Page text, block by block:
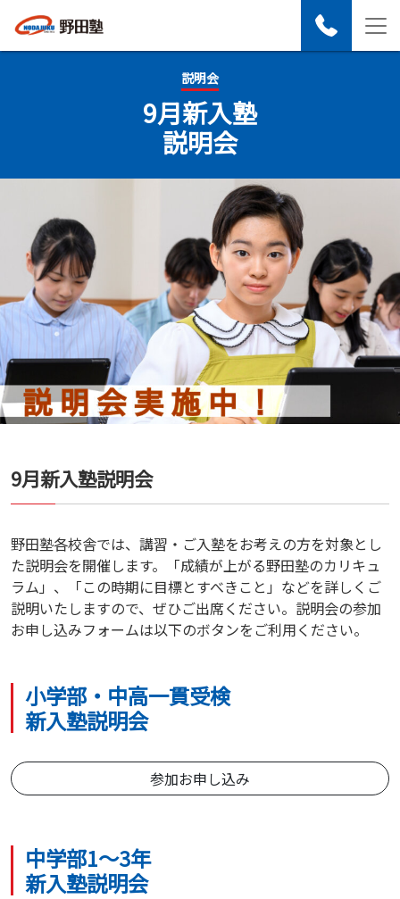
説明会
9月新入塾
説明会
9月新入塾説明会
野田塾各校舎では、講習・ご入塾をお考えの方を対象とし
た説明会を開催します。「成績が上がる野田塾のカリキュ
ラム」、「この時期に目標とすべきこと」などを詳しくご
説明いたしますので、ぜひご出席ください。説明会の参加
お申し込みフォームは以下のボタンをご利用ください。
小学部・中高一貫受検
新入塾説明会
参加お申し込み
中学部1～3年
新入塾説明会